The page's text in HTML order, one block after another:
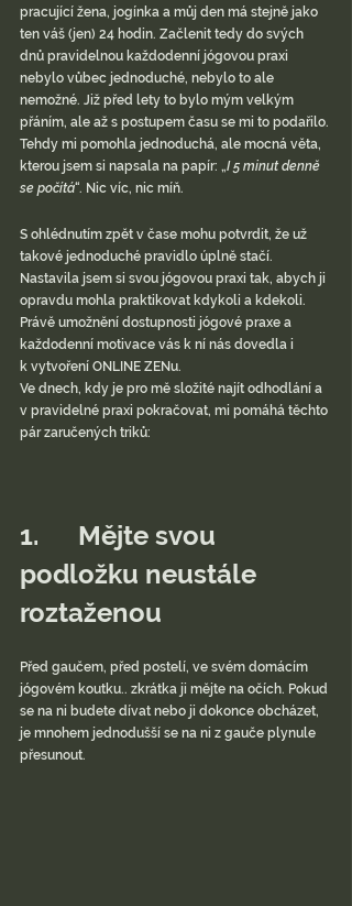
pracující žena, jogínka a můj den má stejně jako
ten váš (jen) 24 hodin. Začlenit tedy do svých
dnů pravidelnou každodenní jógovou praxi
nebylo vůbec jednoduché, nebylo to ale
nemožné. Již před lety to bylo mým velkým
přáním, ale až s postupem času se mi to podařilo.
Tehdy mi pomohla jednoduchá, ale mocná věta,
kterou jsem si napsala na papír: „I 5 minut denně
se počítá“. Nic víc, nic míň.
S ohlédnutím zpět v čase mohu potvrdit, že už
takové jednoduché pravidlo úplně stačí.
Nastavila jsem si svou jógovou praxi tak, abych ji
opravdu mohla praktikovat kdykoli a kdekoli.
Právě umožnění dostupnosti jógové praxe a
každodenní motivace vás k ní nás dovedla i
k vytvoření ONLINE ZENu.
Ve dnech, kdy je pro mě složité najít odhodlání a
v pravidelné praxi pokračovat, mi pomáhá těchto
pár zaručených triků:
1.      Mějte svou
podložku neustále
roztaženou
Před gaučem, před postelí, ve svém domácím
jógovém koutku.. zkrátka ji mějte na očích. Pokud
se na ni budete dívat nebo ji dokonce obcházet,
je mnohem jednodušší se na ni z gauče plynule
přesunout.